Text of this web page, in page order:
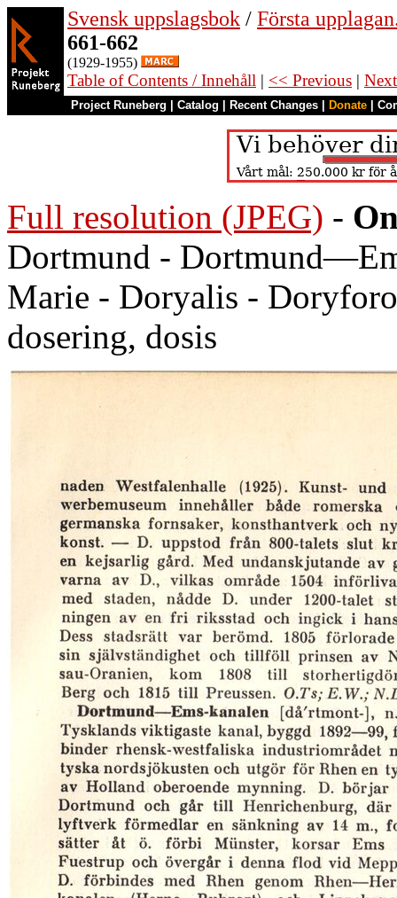
Svensk uppslagsbok / Första
661-662
(1929-1955)
Table of Contents / Innehåll | << Previous |
Project Runeberg Catalog Recent Changes Donate
Full resolution (JPEG) -
Dortmund -
Marie - Doryalis -
dosering, dosis